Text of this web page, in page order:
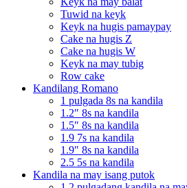
Tuwid na keyk
Keyk na hugis pamaypay
Cake na hugis Z
Cake na hugis W
Keyk na may tubig
Row cake
Kandilang Romano
1 pulgada 8s na kandila
1.2″ 8s na kandila
1.5″ 8s na kandila
1.9 7s na kandila
1.9″ 8s na kandila
2.5 5s na kandila
Kandila na may isang putok